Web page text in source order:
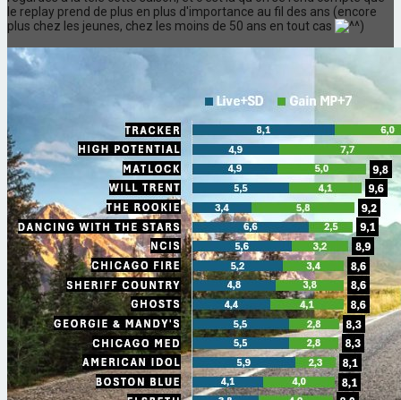
le replay prend de plus en plus d'importance au fil des ans (encore
plus chez les jeunes, chez les moins de 50 ans en tout cas
)